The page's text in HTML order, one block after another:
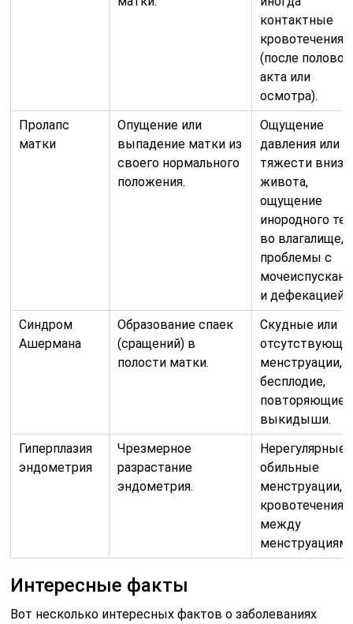
контактные
кровотечения
(после
акта или
осмотра).
Пролапс
матки
Опущение или
выпадение матки из
своего нормального
положения.
Ощущение
давления или
тяжести внизу
живота,
ощущение
инородного
во влагалище,
проблемы с
и дефекацией.
Синдром
Ашермана
Образование спаек
(сращений) в
полости матки.
Скудные или
менструации,
бесплодие,
выкидыши.
Гиперплазия
эндометрия
Чрезмерное
разрастание
эндометрия.
Нерегулярные
обильные
менструации,
кровотечения
между
Интересные факты
Вот несколько интересных фактов о заболеваниях